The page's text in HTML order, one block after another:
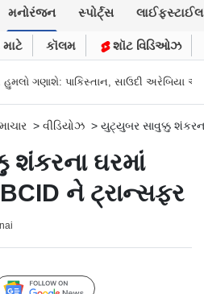
મનોરંજન સ્પોર્ટ્સ લાઈફસ્ટાઈલ
માટે કૉલમ શૉટ વિડિઓઝ
સાઉદી અરેબિયા અને તુર્કી વચ્ચે
> વીડિયોઝ > યુટ્યુબર સાવુક્કુ
શંકરના ઘરમાં
ને ટ્રાન્સફર
Follow Us